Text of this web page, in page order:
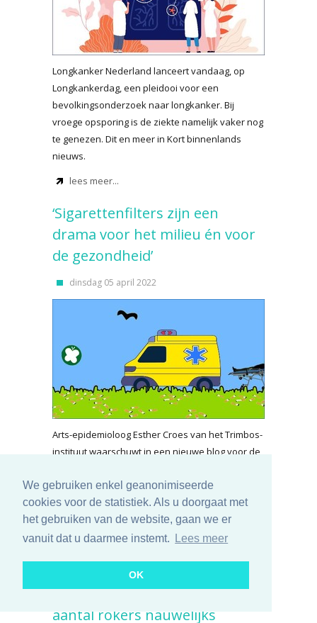
We gebruiken enkel geanonimiseerde
cookies voor de statistiek. Als u doorgaat met
het gebruiken van de website, gaan we er
vanuit dat u daarmee instemt.
Lees meer
OK
Longkanker Nederland lanceert vandaag, op
Longkankerdag, een pleidooi voor een
bevolkingsonderzoek naar longkanker. Bij
vroege opsporing is de ziekte namelijk vaker nog
te genezen. Dit en meer in Kort binnenlands
nieuws.
lees meer...
‘Sigarettenfilters zijn een
drama voor het milieu én voor
de gezondheid’
dinsdag 05 april 2022
Arts-epidemioloog Esther Croes van het Trimbos-
instituut waarschuwt in een nieuwe blog voor de
een ‘gezonder’ alternatief werden
gepresenteerd. Sinds de introductie van dit filter
is er zelfs een toename van bepaalde
longkankers, schrijft ze.
lees meer...
Sinds Preventieakkoord is
aantal rokers nauwelijks